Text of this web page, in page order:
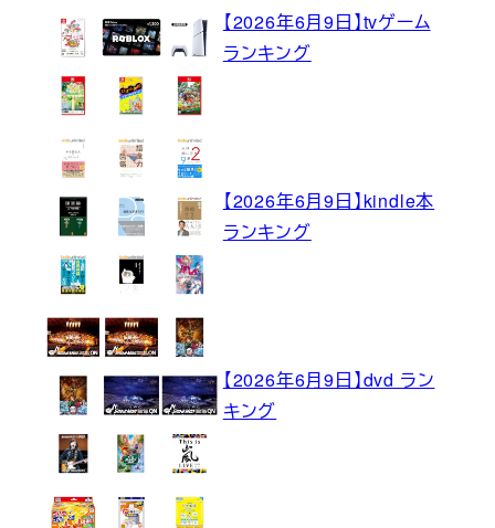
【2026年6月9日】tvゲーム
ランキング
【2026年6月9日】kindle本
ランキング
【2026年6月9日】dvd ラン
キング